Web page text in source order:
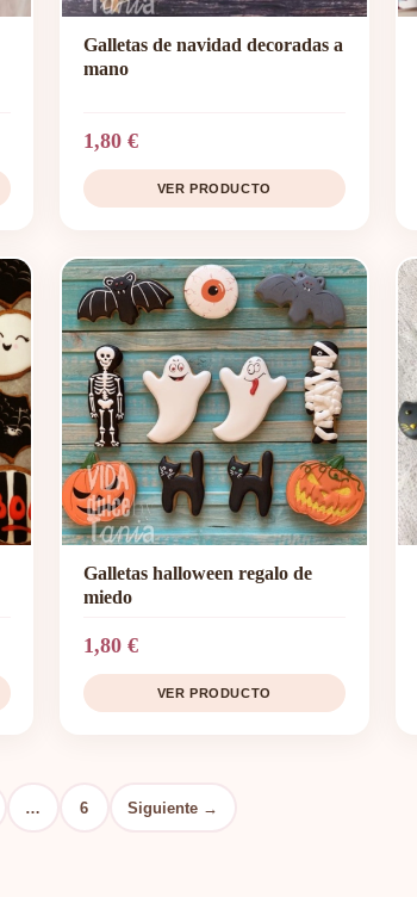
Galletas de navidad decoradas a
mano
1,80 €
VER PRODUCTO
Galletas halloween regalo de
miedo
1,80 €
VER PRODUCTO
… 6 Siguiente →